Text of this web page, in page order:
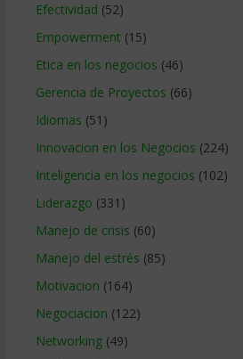
Efectividad (52)
Empowerment (15)
Etica en los negocios (46)
Gerencia de Proyectos (66)
Idiomas (51)
Innovacion en los Negocios (224)
Inteligencia en los negocios (102)
Liderazgo (331)
Manejo de crisis (60)
Manejo del estrés (85)
Motivacion (164)
Negociacion (122)
Networking(49)